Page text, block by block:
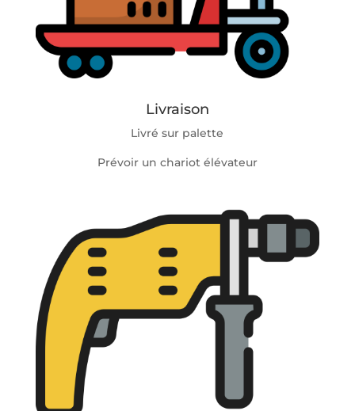
Livraison
Livré sur palette
Prévoir un chariot élévateur